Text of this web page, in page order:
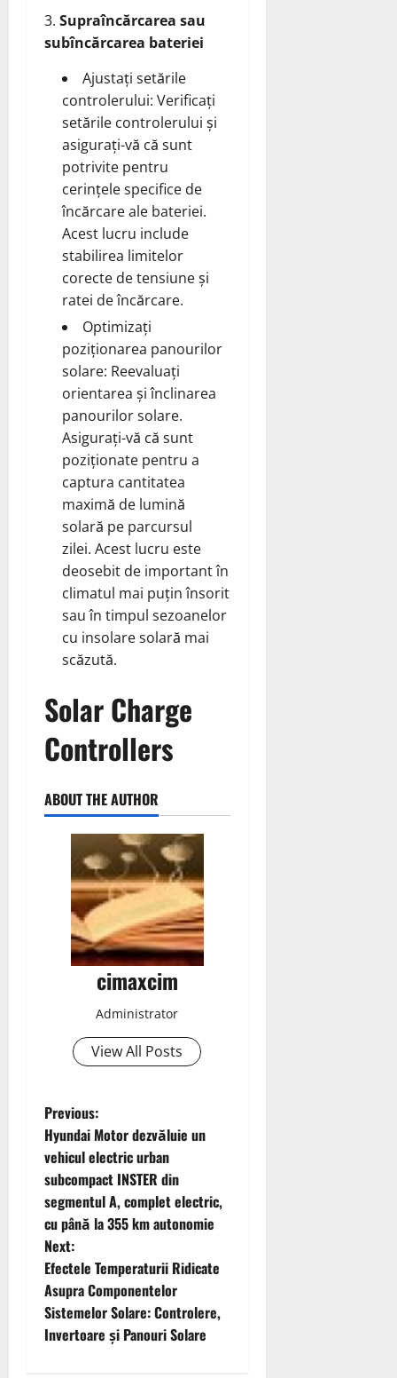
Supraîncărcarea sau
subîncărcarea bateriei
Ajustați setările
controlerului: Verificați
setările controlerului și
asigurați-vă că sunt
potrivite pentru
cerințele specifice de
încărcare ale bateriei.
Acest lucru include
stabilirea limitelor
corecte de tensiune și
ratei de încărcare.
Optimizați
poziționarea panourilor
solare: Reevaluați
orientarea și înclinarea
panourilor solare.
Asigurați-vă că sunt
poziționate pentru a
captura cantitatea
maximă de lumină
solară pe parcursul
zilei. Acest lucru este
deosebit de important în
climatul mai puțin însorit
sau în timpul sezoanelor
cu insolare solară mai
scăzută.
Solar Charge
Controllers
ABOUT THE AUTHOR
cimaxcim
Administrator
View All Posts
P
o
s
t
n
a
v
Previous:
Hyundai Motor dezvăluie un
vehicul electric urban
subcompact INSTER din
segmentul A, complet electric,
cu până la 355 km autonomie
Next:
Efectele Temperaturii Ridicate
Asupra Componentelor
Sistemelor Solare: Controlere,
Invertoare și Panouri Solare